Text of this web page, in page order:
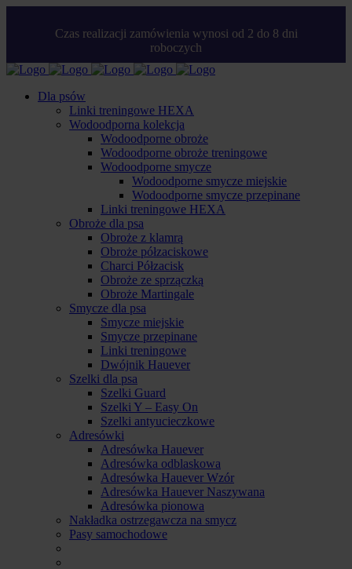
Czas realizacji zamówienia wynosi od 2 do 8 dni
roboczych
Dla psów
Linki treningowe HEXA
Wodoodporna kolekcja
Wodoodporne obroże
Wodoodporne obroże treningowe
Wodoodporne smycze
Wodoodporne smycze miejskie
Wodoodporne smycze przepinane
Linki treningowe HEXA
Obroże dla psa
Obroże z klamrą
Obroże półzaciskowe
Charci Półzacisk
Obroże ze sprzączką
Obroże Martingale
Smycze dla psa
Smycze miejskie
Smycze przepinane
Linki treningowe
Dwójnik Hauever
Szelki dla psa
Szelki Guard
Szelki Y – Easy On
Szelki antyucieczkowe
Adresówki
Adresówka Hauever
Adresówka odblaskowa
Adresówka Hauever Wzór
Adresówka Hauever Naszywana
Adresówka pionowa
Nakładka ostrzegawcza na smycz
Pasy samochodowe